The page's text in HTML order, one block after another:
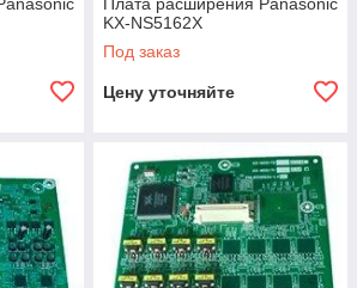
KX-NS5162X
Под заказ
Цену уточняйте